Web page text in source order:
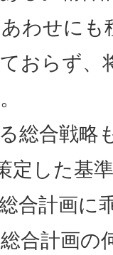
わせにも
おらず、
総合戦略
定した基
合計画に
合計画の